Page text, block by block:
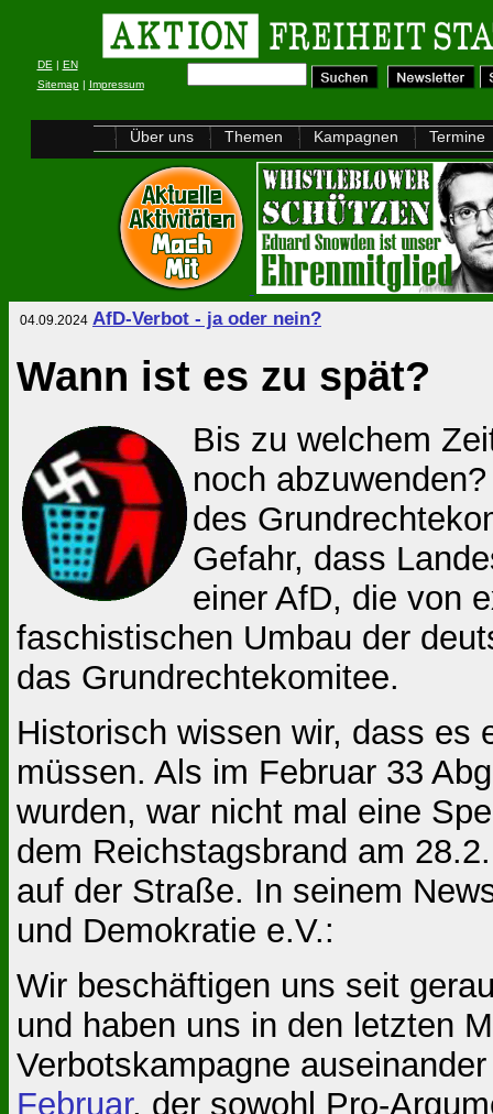
DE | EN
Sitemap| Impressum
Über uns Themen Kampagnen Termine
04.09.2024 AfD-Verbot - ja oder nein?
Wann ist es zu spät?
Bis zu welchem
noch
des
Gefahr, dass
einer AfD, die von
faschistischen Umbau der
das Grundrechtekomitee.
Historisch wissen wir, dass es
müssen. Als im Februar 33
wurden, war nicht mal eine
dem Reichstagsbrand am
auf der Straße. In seinem
und Demokratie e.V.:
Wir beschäftigen uns seit
und haben uns in den letzten
Verbotskampagne
Februar, der sowohl Pro-